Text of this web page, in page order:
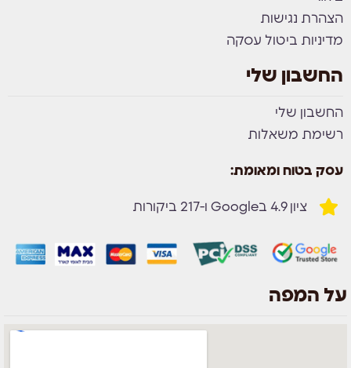
הצהרת נגישות
מדיניות ביטול עסקה
החשבון שלי
החשבון שלי
רשימת משאלות
עסק בטוח ומאומת:
ציון 4.9 בGoogle ו-217 ביקורות
על המפה